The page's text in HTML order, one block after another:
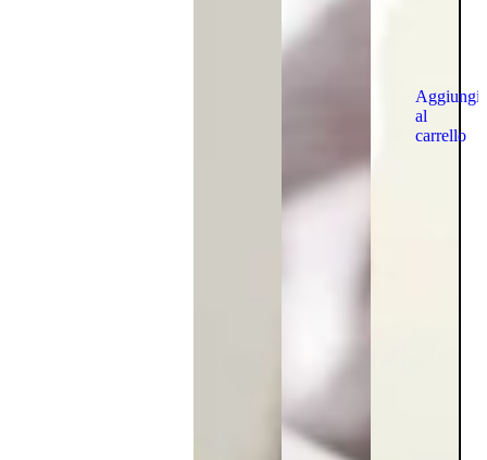
Aggiungi
al
carrello